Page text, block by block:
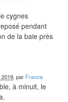
cygnes
pendant
de la baie près
2019, par Francis
à minuit, le